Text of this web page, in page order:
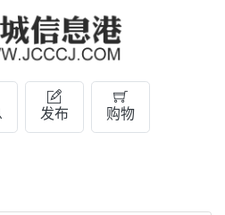
发布 购物